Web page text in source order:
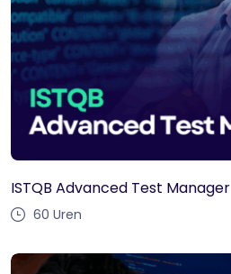
ISTQB Advanced Test Manager
60 Uren